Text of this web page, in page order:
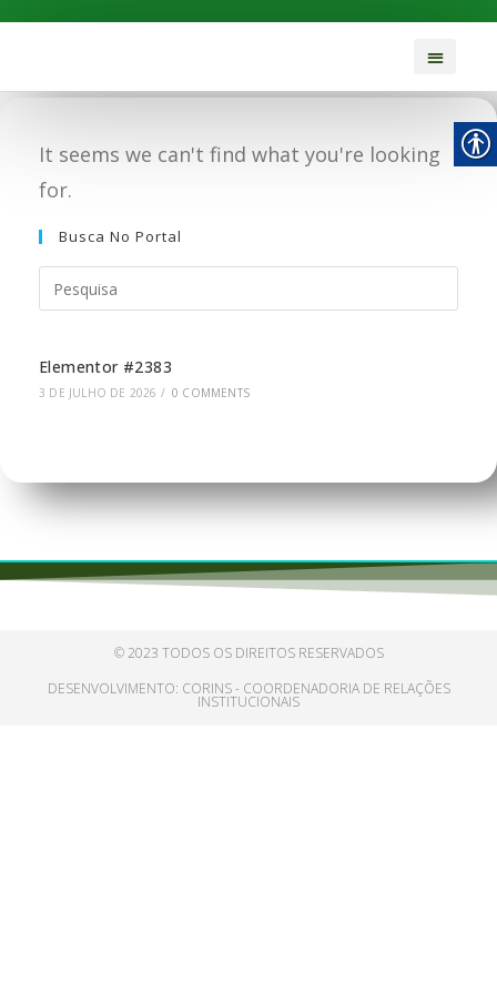
It seems we can't find what you're looking
for.
Busca No Portal
Elementor #2383
3 DE JULHO DE 2026 / 0 COMMENTS
© 2023 TODOS OS DIREITOS RESERVADOS
DESENVOLVIMENTO: CORINS - COORDENADORIA DE RELAÇÕES
INSTITUCIONAIS